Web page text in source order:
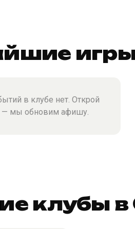
игры
в клубе нет. Открой
— мы обновим афишу.
клубы в